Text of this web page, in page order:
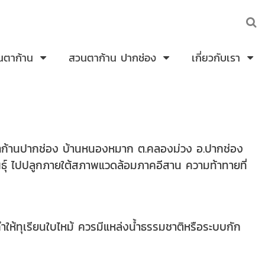
าก้าน สวนตาก้าน ปากช่อง เกี่ยวกับเรา
านปากช่อง บ้านหนองหมาก ต.คลองม่วง อ.ปากช่อง
ปปลูกภายใต้สภาพแวดล้อมภาคอีสาน ความท้าทายที่
ห้ทุเรียนใบไหม้ ควรมีแหล่งน้ำธรรมชาติหรือระบบกัก